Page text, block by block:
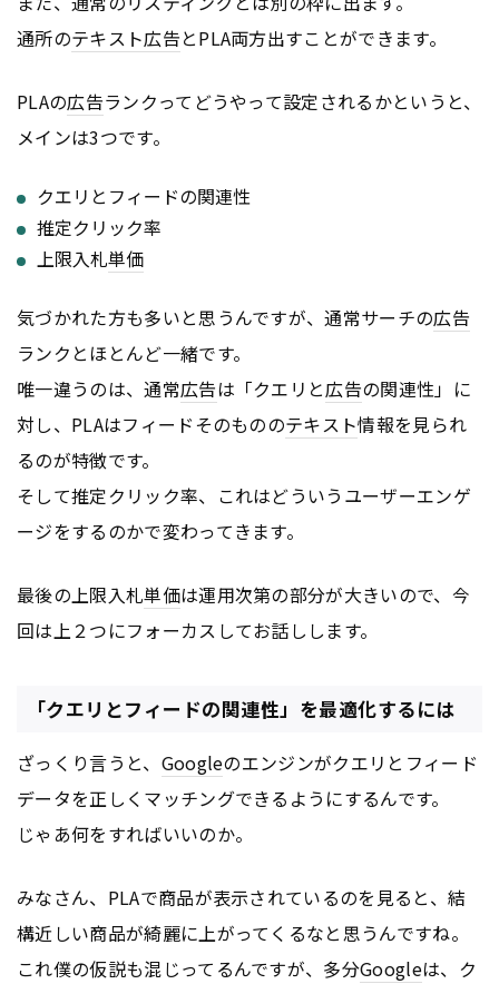
通所のテキスト広告とPLA両方出すことができます。
PLAの広告ランクってどうやって設定されるかというと、
メインは3つです。
クエリとフィードの関連性
推定クリック率
上限入札単価
気づかれた方も多いと思うんですが、通常サーチの広告
ランクとほとんど一緒です。
唯一違うのは、通常広告は「クエリと広告の関連性」に
対し、PLAはフィードそのもののテキスト情報を見られ
るのが特徴です。
そして推定クリック率、これはどういうユーザーエンゲ
ージをするのかで変わってきます。
最後の上限入札単価は運用次第の部分が大きいので、今
回は上２つにフォーカスしてお話しします。
「クエリとフィードの関連性」を最適化するには
ざっくり言うと、 Googleのエンジンがクエリとフィード
データを正しくマッチングできるようにするんです。
じゃあ何をすればいいのか。
みなさん、PLAで商品が表示されているのを見ると、結
構近しい商品が綺麗に上がってくるなと思うんですね。
これ僕の仮説も混じってるんですが、多分Googleは、ク